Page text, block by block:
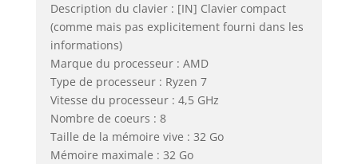
Description du clavier : [IN] Clavier compact
(comme mais pas explicitement fourni dans les
informations)
Marque du processeur : AMD
Type de processeur : Ryzen 7
Vitesse du processeur : 4,5 GHz
Nombre de coeurs : 8
Taille de la mémoire vive : 32 Go
Mémoire maximale : 32 Go